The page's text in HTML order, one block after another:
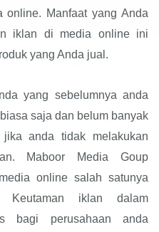
online. Manfaat yang Anda
iklan di media online ini
yang Anda jual.
yang sebelumnya anda
saja dan belum banyak
jika anda tidak melakukan
Maboor Media Goup
online salah satunya
Keutaman iklan dalam
bagi perusahaan anda